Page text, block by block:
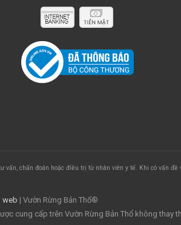
web | Vườn Rừng Bản Thổ®
cung cấp trên Vườn Rừng Bản Thổ không thay
chẩn đoán hoặc điều trị từ nhân viên y tế. Khi có vấn đề